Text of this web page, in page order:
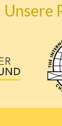
Unsere